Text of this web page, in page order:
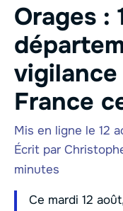
Orages :
France
Mis en ligne le 12
Écrit par
minutes
Ce mardi 12